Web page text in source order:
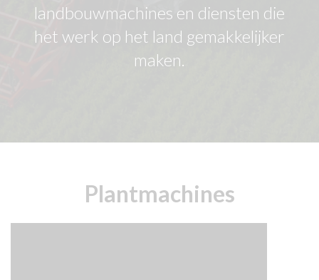
landbouwmachines en diensten die
het werk op het land gemakkelijker
maken.
Plantmachines